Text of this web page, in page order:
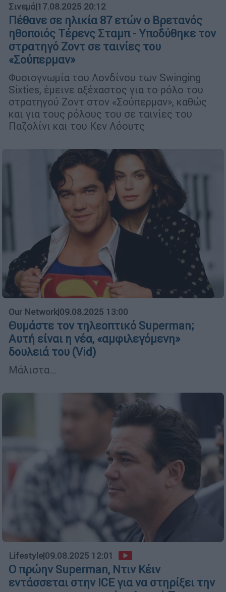
Σινεμά|17.08.2025 20:12
Πέθανε σε ηλικία 87 ετών ο Βρετανός
ηθοποιός Τέρενς Σταμπ - Υποδύθηκε τον
στρατηγό Ζοντ σε ταινίες του
«Σούπερμαν»
Φυσιογνωμία του Λονδίνου των Swinging
Sixties, έμεινε αξέχαστος για το ρόλο του
στρατηγού Ζοντ στον «Σούπερμαν», καθώς
και για τους ρόλους του σε ταινίες του
Παζολίνι και του Κεν Λόουτς
Our Network|09.08.2025 13:00
Θυμάστε τον τηλεοπτικό Superman;
Αυτή είναι η νέα, «αμφιλεγόμενη»
δουλειά του (Vid)
Μάλιστα…
Lifestyle|09.08.2025 12:01
Ο πρώην Superman, Ντιν Κέιν
εντάσσεται στην ICE για να στηρίξει την